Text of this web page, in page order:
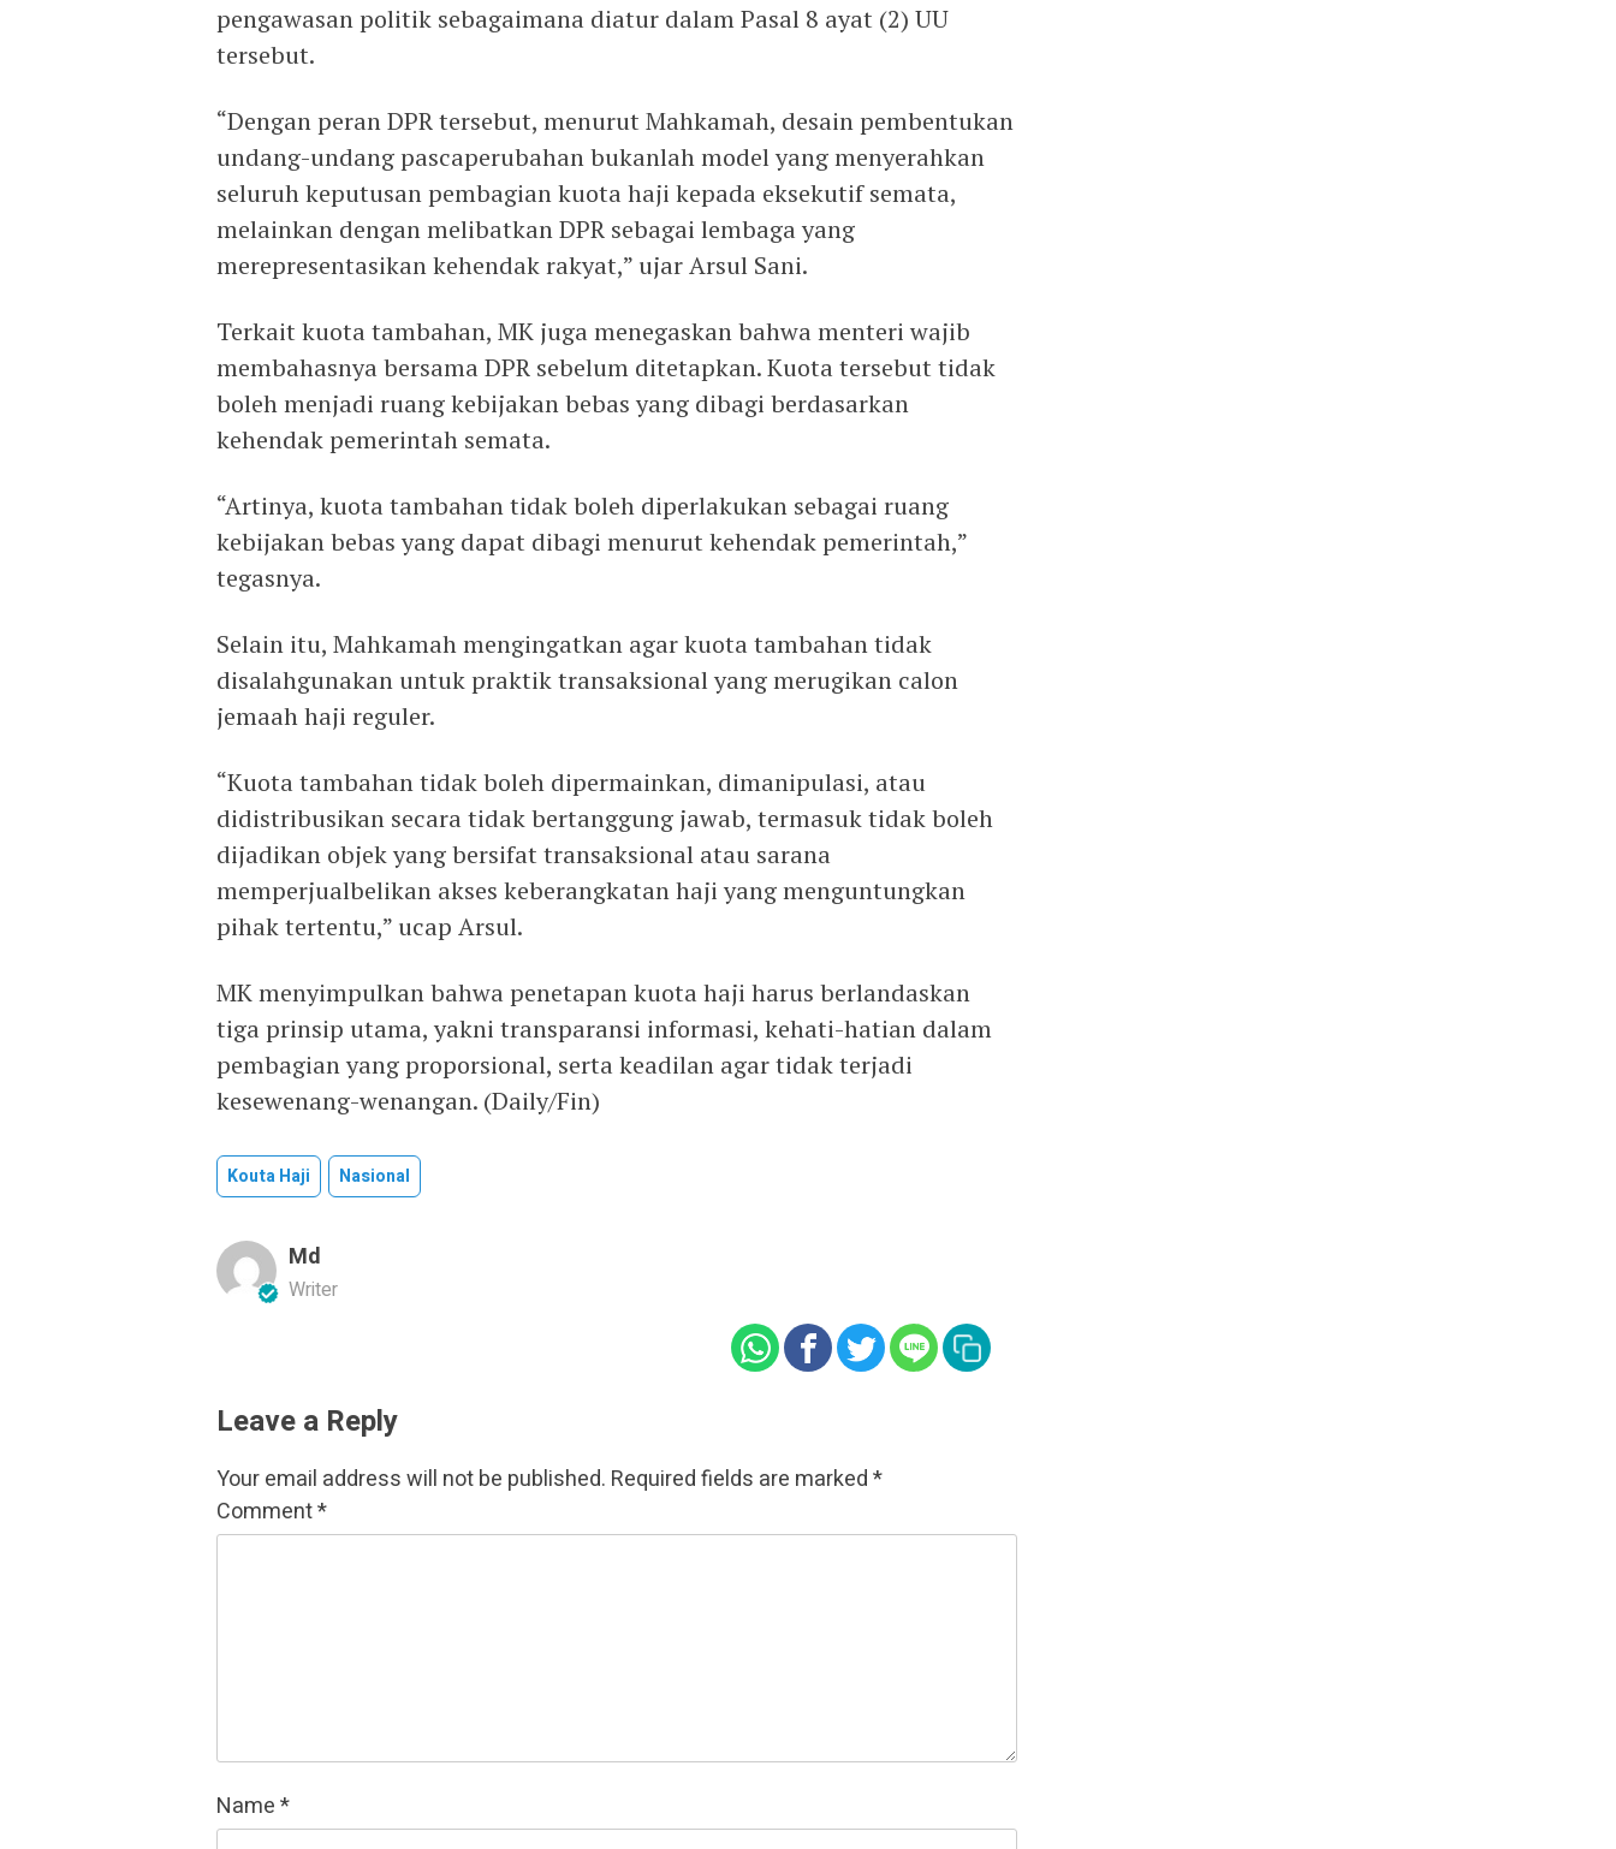
pengawasan politik sebagaimana diatur dalam Pasal 8 ayat (2) UU
tersebut.
“Dengan peran DPR tersebut, menurut Mahkamah, desain pembentukan
undang-undang pascaperubahan bukanlah model yang menyerahkan
seluruh keputusan pembagian kuota haji kepada eksekutif semata,
melainkan dengan melibatkan DPR sebagai lembaga yang
merepresentasikan kehendak rakyat,” ujar Arsul Sani.
Terkait kuota tambahan, MK juga menegaskan bahwa menteri wajib
membahasnya bersama DPR sebelum ditetapkan. Kuota tersebut tidak
boleh menjadi ruang kebijakan bebas yang dibagi berdasarkan
kehendak pemerintah semata.
“Artinya, kuota tambahan tidak boleh diperlakukan sebagai ruang
kebijakan bebas yang dapat dibagi menurut kehendak pemerintah,”
tegasnya.
Selain itu, Mahkamah mengingatkan agar kuota tambahan tidak
disalahgunakan untuk praktik transaksional yang merugikan calon
jemaah haji reguler.
“Kuota tambahan tidak boleh dipermainkan, dimanipulasi, atau
didistribusikan secara tidak bertanggung jawab, termasuk tidak boleh
dijadikan objek yang bersifat transaksional atau sarana
memperjualbelikan akses keberangkatan haji yang menguntungkan
pihak tertentu,” ucap Arsul.
MK menyimpulkan bahwa penetapan kuota haji harus berlandaskan
tiga prinsip utama, yakni transparansi informasi, kehati-hatian dalam
pembagian yang proporsional, serta keadilan agar tidak terjadi
kesewenang-wenangan. (Daily/Fin)
Kouta Haji Nasional
Md
Writer
Leave a Reply
Your email address will not be published. Required fields are marked*
Comment*
Name*